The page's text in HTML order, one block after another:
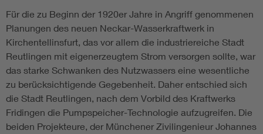
Für die zu Beginn der 1920er Jahre in Angriff genommenen
Planungen des neuen Neckar-Wasserkraftwerk in
Kirchentellinsfurt, das vor allem die industriereiche Stadt
Reutlingen mit eigenerzeugtem Strom versorgen sollte, war
das starke Schwanken des Nutzwassers eine wesentliche
zu berücksichtigende Gegebenheit. Daher entschied sich
die Stadt Reutlingen, nach dem Vorbild des Kraftwerks
Fridingen die Pumpspeicher-Technologie aufzugreifen. Die
beiden Projekteure, der Münchener Zivilingenieur Johannes